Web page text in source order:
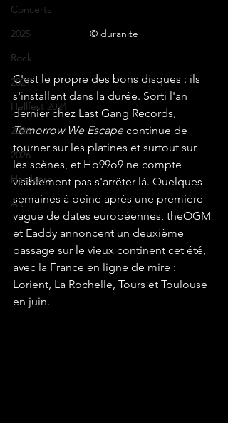
Concerts
2025
Rock
2021
Hellfest 2024
2026
2026
Hardcore
Alt
© duranite
C'est le propre des bons disques : ils
s'installent dans la durée. Sorti l'an
dernier chez Last Gang Records,
Tomorrow We Escape continue de
tourner sur les platines et surtout sur
les scènes, et Ho99o9 ne compte
visiblement pas s'arrêter là. Quelques
semaines à peine après une première
vague de dates européennes, theOGM
et Eaddy annoncent un deuxième
passage sur le vieux continent cet été,
avec la France en ligne de mire :
Lorient, La Rochelle, Tours et Toulouse
en juin.